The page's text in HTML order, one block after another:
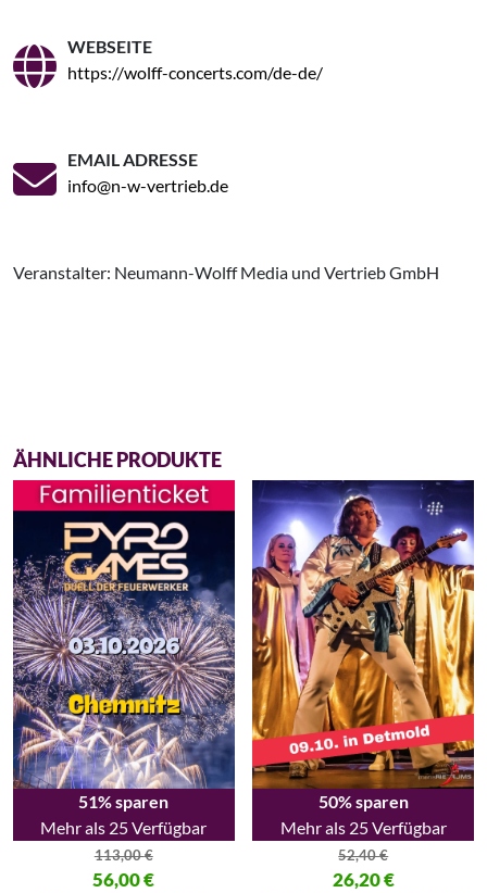
WEBSEITE
https://wolff-concerts.com/de-de/
EMAIL ADRESSE
info@n-w-vertrieb.de
Veranstalter: Neumann-Wolff Media und Vertrieb GmbH
ÄHNLICHE PRODUKTE
51% sparen
Mehr als 25 Verfügbar
113,00€
Ursprünglicher Preis war: 113,00 €
56,00€
50% sparen
Mehr als 25 Verfügbar
52,40€
Ursprünglicher Preis war:
26,20€